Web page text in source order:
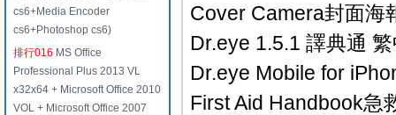
cs6+Media Encoder
cs6+Photoshop cs6)
排行016 MS Office
Professional Plus 2013 VL
x32x64 + Microsoft Office 2010
VOL + Microsoft Office 2007
Cover Camera封面海
Dr.eye 1.5.1 譯典通
Dr.eye Mobile for
First Aid Handbook急